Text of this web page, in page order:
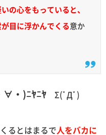
の心をもっていると、
目に浮かんでくる意か
∀・)ﾆﾔﾆﾔ Σ(ﾟДﾟ)
るとはまるで人をバカに